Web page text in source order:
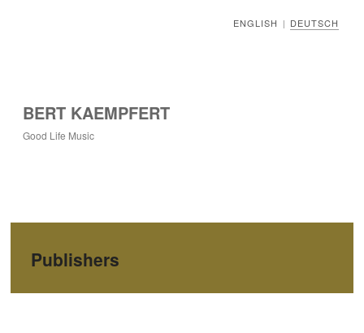
ENGLISH | DEUTSCH
BERT KAEMPFERT
Good Life Music
Publishers